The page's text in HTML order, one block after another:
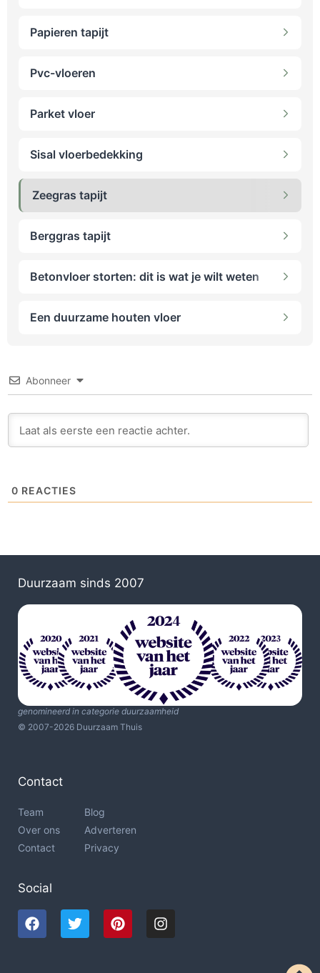
Papieren tapijt
Pvc-vloeren
Parket vloer
Sisal vloerbedekking
Zeegras tapijt
Berggras tapijt
Betonvloer storten: dit is wat je wilt weten
Een duurzame houten vloer
Abonneer
0 REACTIES
Duurzaam sinds 2007
genomineerd in categorie duurzaamheid
© 2007-2026 Duurzaam Thuis
Contact
Team
Over ons
Contact
Blog
Adverteren
Privacy
Social